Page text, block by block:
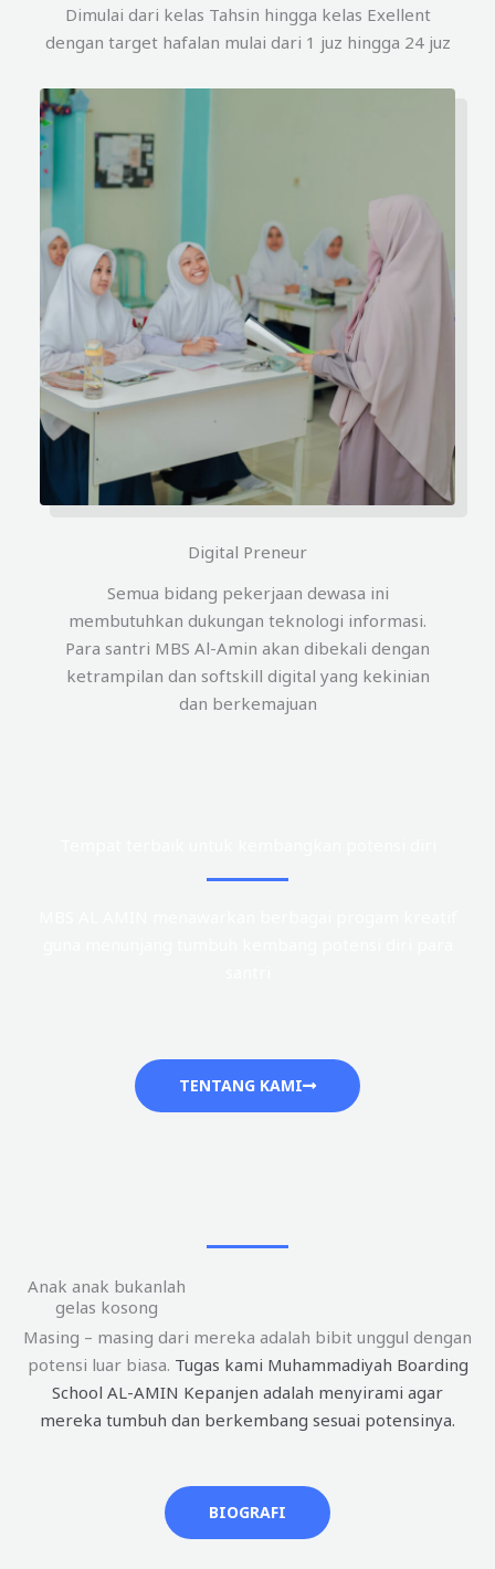
Dimulai dari kelas Tahsin hingga kelas Exellent
dengan target hafalan mulai dari 1 juz hingga 24 juz
Digital Preneur
Semua bidang pekerjaan dewasa ini
membutuhkan dukungan teknologi informasi.
Para santri MBS Al-Amin akan dibekali dengan
ketrampilan dan softskill digital yang kekinian
dan berkemajuan
TENTANG KAMI
Anak anak bukanlah
gelas kosong
Masing – masing dari mereka adalah bibit unggul dengan
potensi luar biasa. Tugas kami Muhammadiyah Boarding
School AL-AMIN Kepanjen adalah menyirami agar
mereka tumbuh dan berkembang sesuai potensinya.
BIOGRAFI